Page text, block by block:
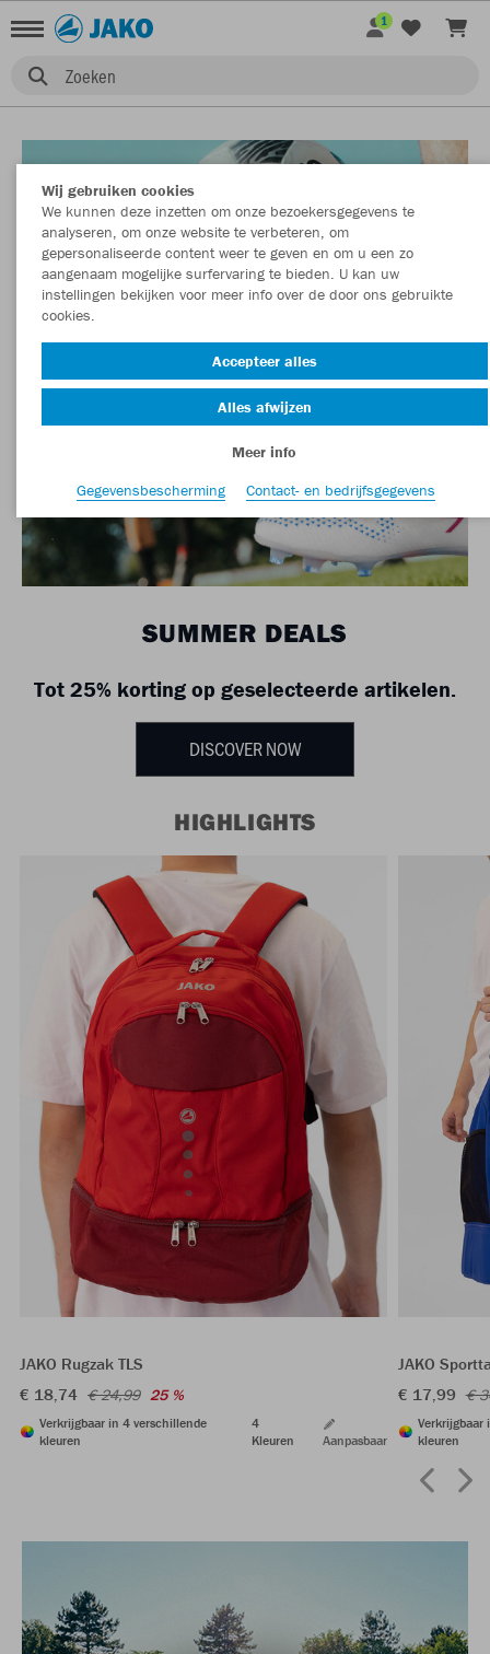
Zoeken
1
SUMMER DEALS
Tot 25% korting op geselecteerde artikelen.
DISCOVER NOW
HIGHLIGHTS
JAKO Rugzak TLS
€ 18,74 € 24,99 25 %
Verkrijgbaar in 4 verschillende
kleuren
4
Kleuren
Aanpasbaar
JAKO
€ 17,99 €
Verkrijgbaar
kleuren
Wij gebruiken cookies
We kunnen deze inzetten om onze bezoekersgegevens te
analyseren, om onze website te verbeteren, om
gepersonaliseerde content weer te geven en om u een zo
aangenaam mogelijke surfervaring te bieden. U kan uw
instellingen bekijken voor meer info over de door ons gebruikte
cookies.
Accepteer alles
Alles afwijzen
Meer info
Gegevensbescherming
Contact- en bedrijfsgegevens